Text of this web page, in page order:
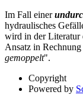
Im Fall einer
hydraulisches
wird in der Literatur
Ansatz in
gemoppelt".
Copyright
Powered by